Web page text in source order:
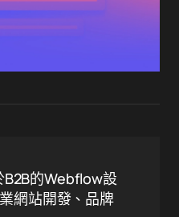
的Webflow設
網站開發、品牌